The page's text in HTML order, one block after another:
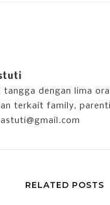
tangga dengan lima
terkait family,
RELATED POSTS